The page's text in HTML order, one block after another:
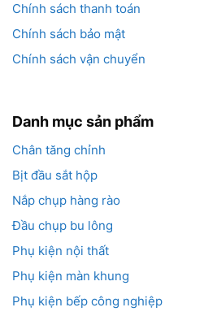
Chính sách thanh toán
Chính sách bảo mật
Chính sách vận chuyển
Danh mục sản phẩm
Chân tăng chỉnh
Bịt đầu sắt hộp
Nắp chụp hàng rào
Đầu chụp bu lông
Phụ kiện nội thất
Phụ kiện màn khung
Phụ kiện bếp công nghiệp